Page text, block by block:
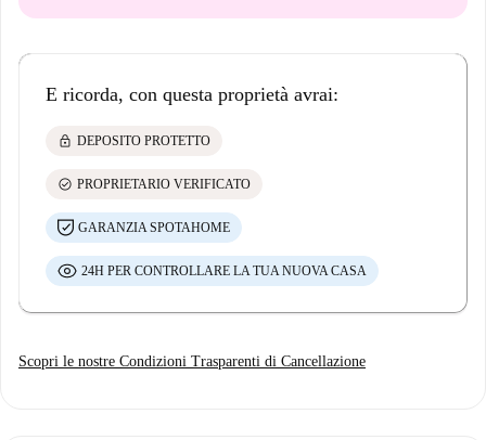
E ricorda, con questa proprietà avrai:
lock DEPOSITO PROTETTO
check_circle PROPRIETARIO VERIFICATO
GARANZIA SPOTAHOME
24H PER CONTROLLARE LA TUA NUOVA CASA
Scopri le nostre Condizioni Trasparenti di Cancellazione